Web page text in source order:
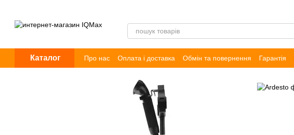
Каталог Про нас Оплата і доставка Обмін та повернення Гарантія
Договір публічної оферти
Блог Відгуки